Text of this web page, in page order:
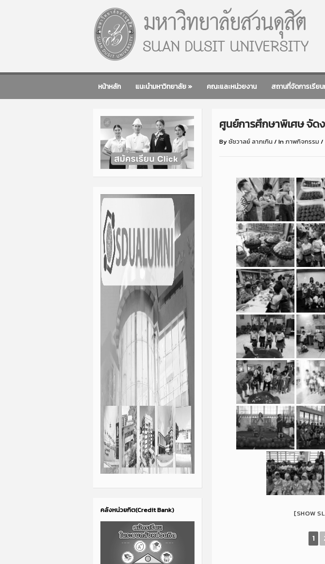
หน้าหลัก แนะนำมหาวิทยาลัย» คณะและหน่วยงาน สถานที่จัดการเรีย
คลังหน่วยกิต(Credit Bank)
ศูนย์การศึกษาพิเศษ จัดง
Byชัชวาลย์ ลาภเกิน /Inภาพกิจกรรม /
[SHOW
1